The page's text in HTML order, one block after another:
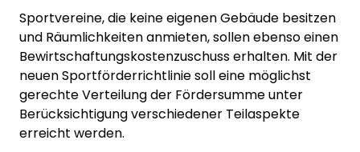
Sportvereine, die keine eigenen Gebäude besitzen
und Räumlichkeiten anmieten, sollen ebenso einen
Bewirtschaftungskostenzuschuss erhalten. Mit der
neuen Sportförderrichtlinie soll eine möglichst
gerechte Verteilung der Fördersumme unter
Berücksichtigung verschiedener Teilaspekte
erreicht werden.